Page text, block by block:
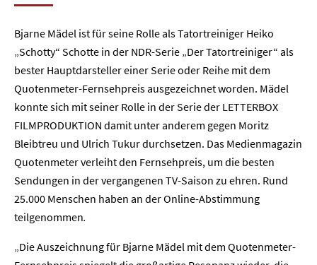
Bjarne Mädel ist für seine Rolle als Tatortreiniger Heiko
„Schotty“ Schotte in der NDR-Serie „Der Tatortreiniger“ als
bester Hauptdarsteller einer Serie oder Reihe mit dem
Quotenmeter-Fernsehpreis ausgezeichnet worden. Mädel
konnte sich mit seiner Rolle in der Serie der LETTERBOX
FILMPRODUKTION damit unter anderem gegen Moritz
Bleibtreu und Ulrich Tukur durchsetzen. Das Medienmagazin
Quotenmeter verleiht den Fernsehpreis, um die besten
Sendungen in der vergangenen TV-Saison zu ehren. Rund
25.000 Menschen haben an der Online-Abstimmung
teilgenommen.
„Die Auszeichnung für Bjarne Mädel mit dem Quotenmeter-